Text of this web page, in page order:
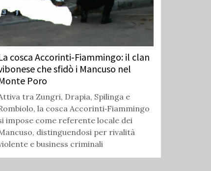
cosca Accorinti‑Fiammingo: il clan
che sfidò i Mancuso nel
Poro
tra Zungri, Drapia, Spilinga e
la cosca Accorinti‑Fiammingo
impose come referente locale dei
distinguendosi per rivalità
e business criminali